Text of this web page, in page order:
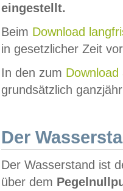
eingestellt.
Beim Download
in gesetzlicher Zeit
In den zum Download
grundsätzlich
Der
Der Wasserstand ist
über dem